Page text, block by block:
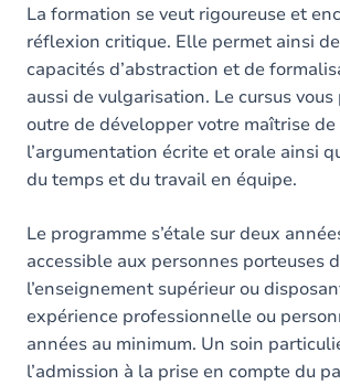
La formation se veut rigoureuse et
réflexion critique. Elle permet ainsi
capacités d’abstraction et de
aussi de vulgarisation. Le cursus
outre de développer votre maîtrise de
l’argumentation écrite et orale ainsi
du temps et du travail en équipe.
Le programme s’étale sur deux
accessible aux personnes porteuses
l’enseignement supérieur ou
expérience professionnelle ou
années au minimum. Un soin
l’admission à la prise en compte du